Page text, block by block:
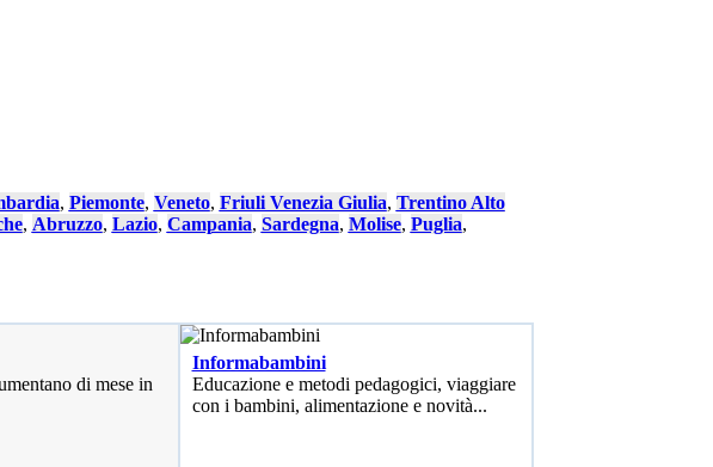
, Piemonte, Veneto, Friuli Venezia Giulia, Trentino Alto
, Abruzzo, Lazio, Campania, Sardegna, Molise, Puglia,
di mese in
Informabambini
Educazione e metodi pedagogici, viaggiare
con i bambini, alimentazione e novità...